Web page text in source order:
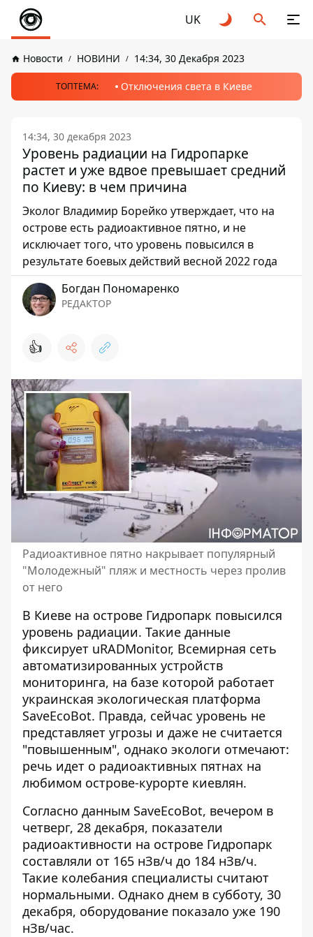
UK
Новости НОВИНИ 14:34, 30 Декабря 2023
ТОПТЕМА: Отключения света в Киеве
14:34, 30 декабря 2023
Уровень радиации на Гидропарке
растет и уже вдвое превышает средний
по Киеву: в чем причина
Эколог Владимир Борейко утверждает, что на
острове есть радиоактивное пятно, и не
исключает того, что уровень повысился в
результате боевых действий весной 2022 года
Богдан Пономаренко
РЕДАКТОР
👍
Радиоактивное пятно накрывает популярный
"Молодежный" пляж и местность через пролив
от него
В Киеве на острове Гидропарк повысился
уровень радиации. Такие данные
фиксирует uRADMonitor, Всемирная сеть
автоматизированных устройств
мониторинга, на базе которой работает
украинская экологическая платформа
SaveEcoBot. Правда, сейчас уровень не
представляет угрозы и даже не считается
"повышенным", однако экологи отмечают:
речь идет о радиоактивных пятнах на
любимом острове-курорте киевлян.
Согласно данным SaveEcoBot, вечером в
четверг, 28 декабря, показатели
радиоактивности на острове Гидропарк
составляли от 165 нЗв/ч до 184 нЗв/ч.
Такие колебания специалисты считают
нормальными. Однако днем ​​в субботу, 30
декабря, оборудование показало уже 190
нЗв/час.